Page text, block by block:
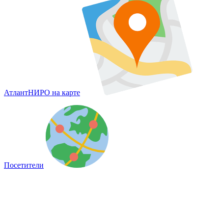
АтлантНИРО на карте
Посетители